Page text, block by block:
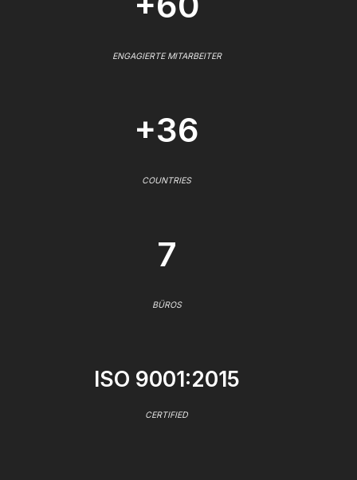
ENGAGIERTE MITARBEITER
+36
COUNTRIES
7
BÜROS
ISO 9001:2015
CERTIFIED